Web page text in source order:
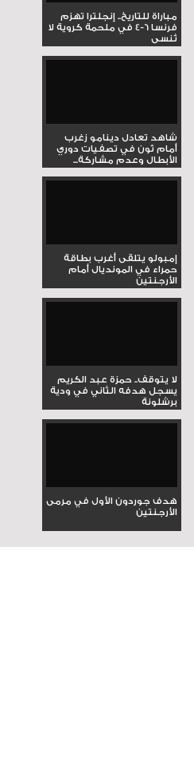
مباراة للتاريخ.. إنجلترا تهزم
فرنسا 6-4 في ملحمة كروية لا
تُنسى
شاهد تعادل دينامو زغرب
أمام ثون في تصفيات دوري
الأبطال وعدم مشاركة...
إمبولو يتلقى أغرب بطاقة
حمراء في المونديال أمام
الأرجنتين
لا يتوقف.. حمزة عبد الكريم
يسجل هدفه الثاني في ودية
برشلونة
هدف جوردون الأول في مرمى
الأرجنتين